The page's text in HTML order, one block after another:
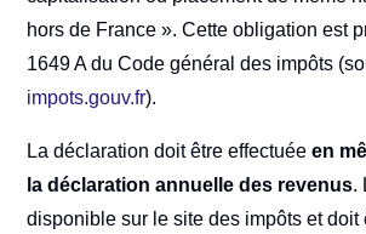
hors de France ». Cette obligation est
1649 A du Code général des impôts
impots.gouv.fr).
La déclaration doit être effectuéeen
la déclaration annuelle des revenus.
disponible sur le site des impôts et doit